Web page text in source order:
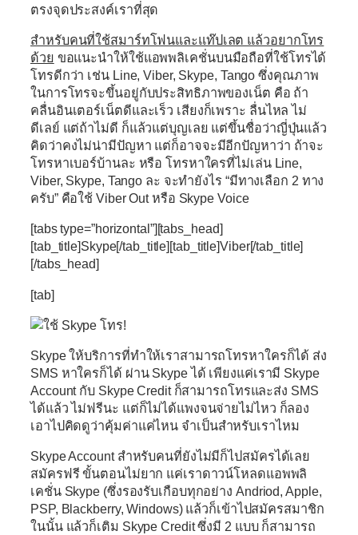
ตรงจุดประสงค์เราที่สุด
สำหรับคนที่ใช้สมาร์ทโฟนและแท๊ปเลต แล้วอยากโทร
ด้วย ขอแนะนำให้ใช้แอพพลิเคชั่นบนมือถือที่ใช้โทรได้
โทรดีกว่า เช่น Line, Viber, Skype, Tango ซึ่งคุณภาพ
ในการโทรจะขึ้นอยู่กับประสิทธิภาพของเน็ต คือ ถ้า
คลื่นอินเตอร์เน็ตดีและเร็ว เสียงก็เพราะ ลื่นไหล ไม่
ดีเลย์ แต่ถ้าไม่ดี ก็แล้วแต่บุญเลย แต่ขึ้นชื่อว่าญี่ปุ่นแล้ว
คิดว่าคงไม่น่ามีปัญหา แต่ก็อาจจะมีอีกปัญหาว่า ถ้าจะ
โทรหาเบอร์บ้านละ หรือ โทรหาใครที่ไม่เล่น Line,
Viber, Skype, Tango ละ จะทำยังไร “มีทางเลือก 2 ทาง
ครับ” คือใช้ Viber Out หรือ Skype Voice
[tabs type=”horizontal”][tabs_head]
[tab_title]Skype[/tab_title][tab_title]Viber[/tab_title]
[/tabs_head]
[tab]
Skype ให้บริการที่ทำให้เราสามารถโทรหาใครก็ได้ ส่ง
SMS หาใครก็ได้ ผ่าน Skype ได้ เพียงแค่เรามี Skype
Account กับ Skype Credit ก็สามารถโทรและส่ง SMS
ได้แล้ว ไม่ฟรีนะ แต่ก็ไม่ได้แพงจนจ่ายไม่ไหว ก็ลอง
เอาไปคิดดูว่าคุ้มค่าแค่ไหน จำเป็นสำหรับเราไหม
Skype Account สำหรับคนที่ยังไม่มีก็ไปสมัครได้เลย
สมัครฟรี ขั้นตอนไม่ยาก แค่เราดาวน์โหลดแอพพลิ
เคชั่น Skype (ซึ่งรองรับเกือบทุกอย่าง Andriod, Apple,
PSP, Blackberry, Windows) แล้วก็เข้าไปสมัครสมาชิก
ในนั้น แล้วก็เติม Skype Credit ซึ่งมี 2 แบบ ก็สามารถ